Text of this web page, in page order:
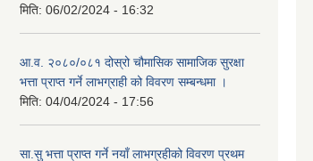
मिति: 06/02/2024 - 16:32
आ.व. २०८०/०८१ दोस्रो चौमासिक सामाजिक सुरक्षा
भत्ता प्राप्त गर्ने लाभग्राही को विवरण सम्बन्धमा ।
मिति: 04/04/2024 - 17:56
सा.सु भत्ता प्राप्त गर्ने नयाँ लाभग्रहीको विवरण प्रथम